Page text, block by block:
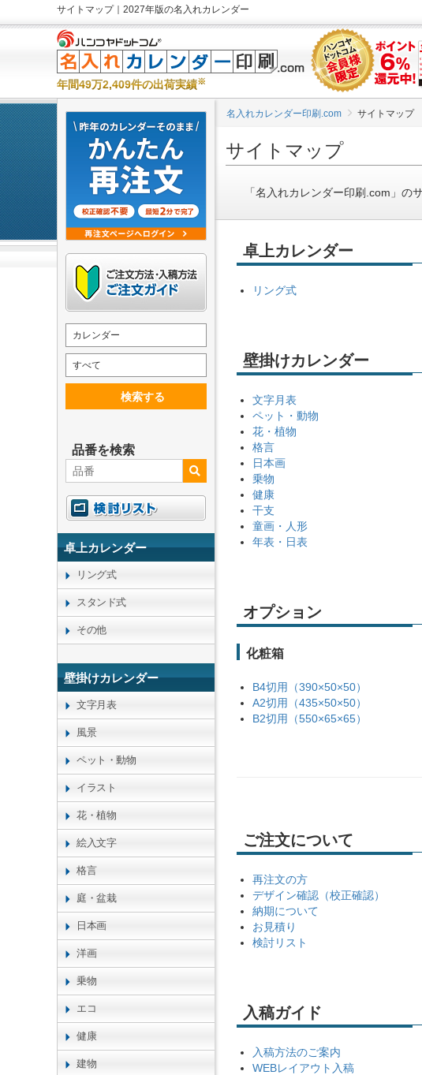
サイトマップ｜2027年版の名入れカレンダー
年間49万2,409件の出荷実績※
名入れカレンダー印刷.com サイトマップ
サイトマップ
「名入れカレンダー印刷.com」の
卓上カレンダー
リング式
壁掛けカレンダー
文字月表
ペット・動物
花・植物
格言
日本画
乗物
健康
干支
童画・人形
年表・日表
オプション
化粧箱
B4切用（390×50×50）
A2切用（435×50×50）
B2切用（550×65×65）
ご注文について
再注文の方
デザイン確認（校正確認）
納期について
お見積り
検討リスト
入稿ガイド
入稿方法のご案内
WEBレイアウト入稿
カレンダー
すべて
検索する
品番を検索
卓上カレンダー
リング式
スタンド式
その他
壁掛けカレンダー
文字月表
風景
ペット・動物
イラスト
花・植物
絵入文字
格言
庭・盆栽
日本画
洋画
乗物
エコ
健康
建物